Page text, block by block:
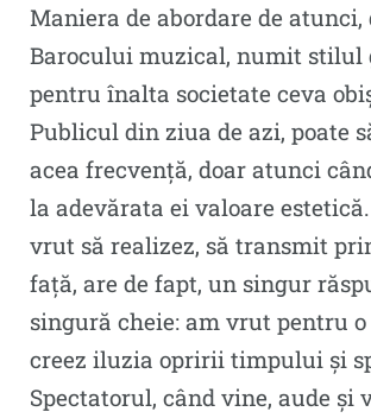
Maniera de abordare de atunci,
Barocului muzical, numit stilul
pentru înalta societate ceva
Publicul din ziua de azi, poate să
acea frecvență, doar atunci
la adevărata ei valoare
vrut să realizez, să transmit
față, are de fapt, un singur
singură cheie: am vrut pentru
creez iluzia opririi timpului și
Spectatorul, când vine, aude și